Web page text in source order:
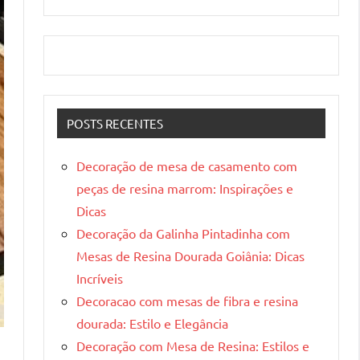
POSTS RECENTES
Decoração de mesa de casamento com
peças de resina marrom: Inspirações e
Dicas
Decoração da Galinha Pintadinha com
Mesas de Resina Dourada Goiânia: Dicas
Incríveis
Decoracao com mesas de fibra e resina
dourada: Estilo e Elegância
Decoração com Mesa de Resina: Estilos e